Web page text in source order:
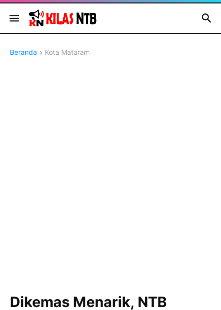
Beranda Kota Mataram
Dikemas Menarik, NTB